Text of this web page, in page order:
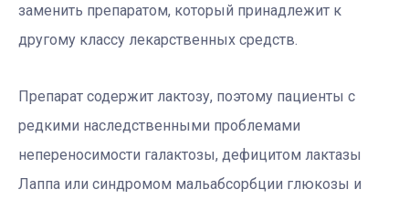
заменить препаратом, который принадлежит к
другому классу лекарственных средств.
Препарат содержит лактозу, поэтому пациенты с
редкими наследственными проблемами
непереносимости галактозы, дефицитом лактазы
Лаппа или синдромом мальабсорбции глюкозы и